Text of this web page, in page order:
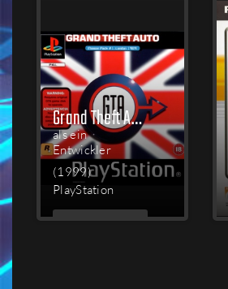
Grand Theft Auto: Mission Pack #1 - London 1969
als ein
Entwickler
(1999)
PlayStation
MEHR